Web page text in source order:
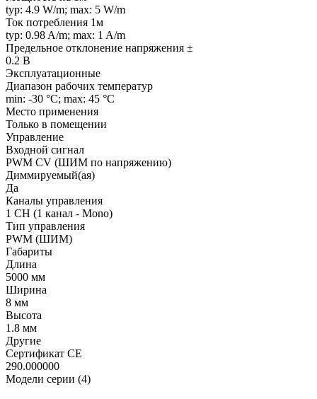
typ: 4.9 W/m; max: 5 W/m
Ток потребления 1м
typ: 0.98 A/m; max: 1 A/m
Предельное отклонение напряжения ±
0.2 В
Эксплуатационные
Диапазон рабочих температур
min: -30 °C; max: 45 °C
Место применения
Только в помещении
Управление
Входной сигнал
PWM СV (ШИМ по напряжению)
Диммируемый(ая)
Да
Каналы управления
1 CH (1 канал - Mono)
Тип управления
PWM (ШИМ)
Габариты
Длина
5000 мм
Ширина
8 мм
Высота
1.8 мм
Другие
Сертификат CE
290.000000
Модели серии (4)